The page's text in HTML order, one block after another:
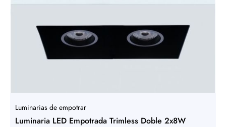
Luminarias de empotrar
Luminaria LED Empotrada Trimless Doble 2x8W